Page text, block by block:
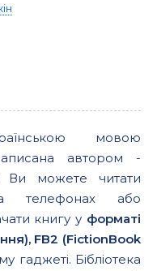
мовою
автором -
Ви можете читати
телефонах або
книгу у форматі
FB2 (FictionBook
гаджеті. Бібліотека